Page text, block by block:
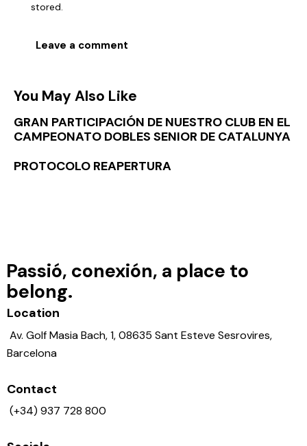
stored.
You May Also Like
GRAN PARTICIPACIÓN DE NUESTRO CLUB EN EL
CAMPEONATO DOBLES SENIOR DE CATALUNYA
PROTOCOLO REAPERTURA
Passió, conexión, a place to
belong.
Location
Av. Golf Masia Bach, 1, 08635 Sant Esteve Sesrovires,
Barcelona
Contact
(+34) 937 728 800